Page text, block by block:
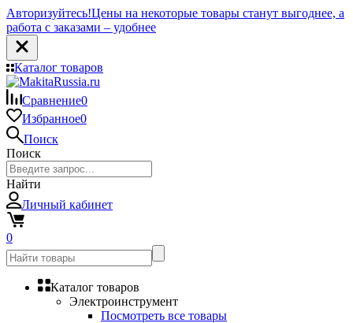
Авторизуйтесь!Цены на некоторые товары станут выгоднее, а
работа с заказами – удобнее
Каталог товаров
Сравнение0
Избранное0
Поиск
Поиск
Найти
Личный кабинет
0
Каталог товаров
Электроинструмент
Посмотреть все товары